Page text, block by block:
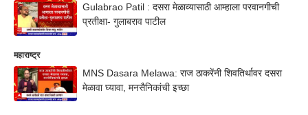
Gulabrao Patil : दसरा मेळाव्यासाठी आम्हाला परवानगीची
प्रतीक्षा- गुलाबराव पाटील
महाराष्ट्र
MNS Dasara Melawa: राज ठाकरेंनी शिवतिर्थावर दसरा
मेळावा घ्यावा, मनसैनिकांची इच्छा